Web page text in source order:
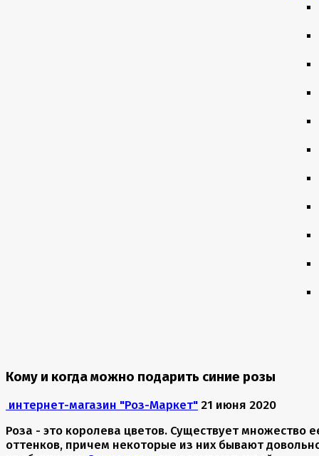
Кому и когда можно подарить синие розы
интернет-магазин "Роз-Маркет" 21 июня 2020
Роза - это королева цветов. Существует множество
оттенков, причем некоторые из них бывают